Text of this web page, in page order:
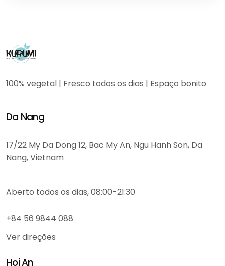
100% vegetal | Fresco todos os dias | Espaço bonito
Da Nang
17/22 My Da Dong 12, Bac My An, Ngu Hanh Son, Da
Nang, Vietnam
Aberto todos os dias, 08:00-21:30
+84 56 9844 088
Ver direções
Hoi An